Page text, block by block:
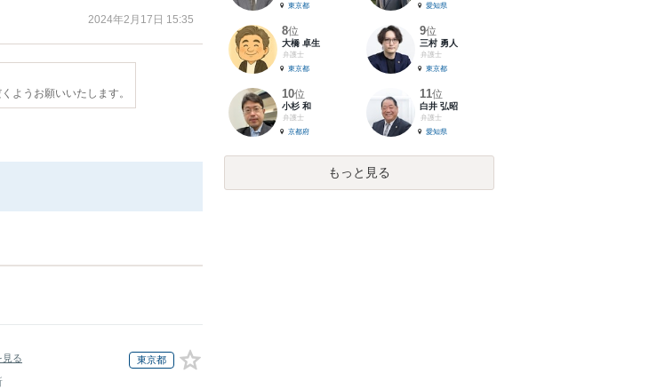
2024年2月17日 15:35
ようお願いいたします。
見る 東京都
東京都
愛知県
8位
大橋 卓生
弁護士
東京都
9位
三村 勇人
弁護士
東京都
10位
小杉 和
弁護士
京都府
11位
白井 弘昭
弁護士
愛知県
もっと見る